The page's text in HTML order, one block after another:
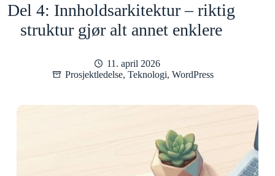
Del 4: Innholdsarkitektur – riktig
struktur gjør alt annet enklere
11. april 2026
Prosjektledelse,Teknologi,WordPress